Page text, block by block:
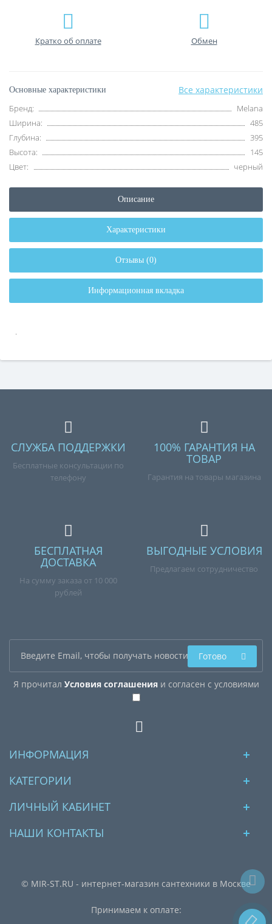
Кратко об оплате Обмен
Основные характеристики Все характеристики
Бренд:
Melana
Ширина:
485
Глубина:
395
Высота:
145
Цвет:
черный
Описание
Характеристики
Отзывы (0)
Информационная вкладка
.
СЛУЖБА ПОДДЕРЖКИ
Бесплатные консультации по
телефону
100% ГАРАНТИЯ НА
ТОВАР
Гарантия на товары магазина
БЕСПЛАТНАЯ
ДОСТАВКА
На сумму заказа от 10 000
рублей
ВЫГОДНЫЕ УСЛОВИЯ
Предлагаем сотрудничество
Я прочитал Условия соглашенияи согласен с условиями
Готово
ИНФОРМАЦИЯ
КАТЕГОРИИ
ЛИЧНЫЙ КАБИНЕТ
НАШИ КОНТАКТЫ
© MIR-ST.RU - интернет-магазин сантехники в Москве
Принимаем к оплате: